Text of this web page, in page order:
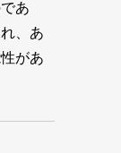
あ
、あ
があ